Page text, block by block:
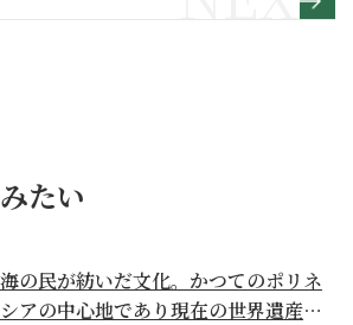
人生～その１～
たい
海の民が紡いだ文化。かつてのポリネ
シアの中心地であり現在の世界遺産か